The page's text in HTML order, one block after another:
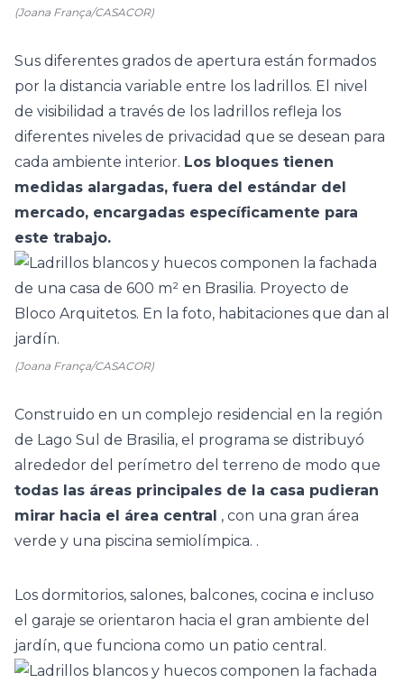
(Joana França/CASACOR)
Sus diferentes grados de apertura están formados
por la distancia variable entre los ladrillos. El nivel
de visibilidad a través de los ladrillos refleja los
diferentes niveles de privacidad que se desean para
cada ambiente interior. Los bloques tienen
medidas alargadas, fuera del estándar del
mercado, encargadas específicamente para
este trabajo.
(Joana França/CASACOR)
Construido en un complejo residencial en la región
de Lago Sul de Brasilia, el programa se distribuyó
alrededor del perímetro del terreno de modo que
todas las áreas principales de la casa pudieran
mirar hacia el área central , con una gran área
verde y una piscina semiolímpica. .
Los dormitorios, salones, balcones, cocina e incluso
el garaje se orientaron hacia el gran ambiente del
jardín, que funciona como un patio central.